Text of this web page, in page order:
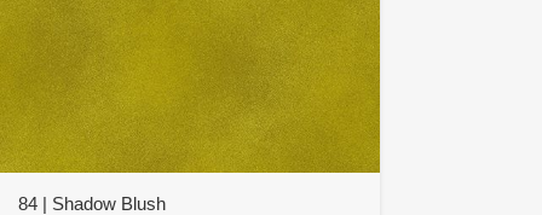
84 | Shadow Blush